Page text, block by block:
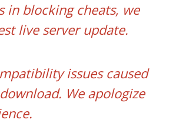
in blocking cheats, we
live server update.
issues caused
We apologize